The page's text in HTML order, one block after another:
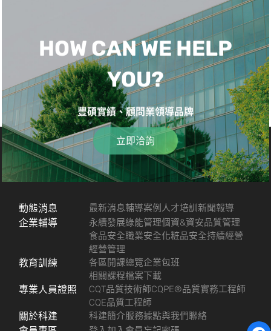
HOW CAN WE HELP
YOU?
豐碩實績、顧問業領導品牌
立即洽詢
動態消息 最新消息輔導案例 人才培訓新聞報導
企業輔導 永續發展綠能管理個資&資安品質管理
食品安全職業安全化粧品安全持續經營
經營管理
教育訓練 各區開課總覽企業包班
相關課程檔案下載
專業人員證照 CQT品質技術師CQPE®品質實務工程師
CQE品質工程師
關於科建 科建簡介服務據點與我們聯絡